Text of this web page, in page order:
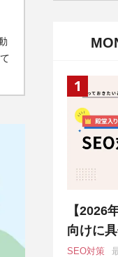
【2026
向けに
SEO対策